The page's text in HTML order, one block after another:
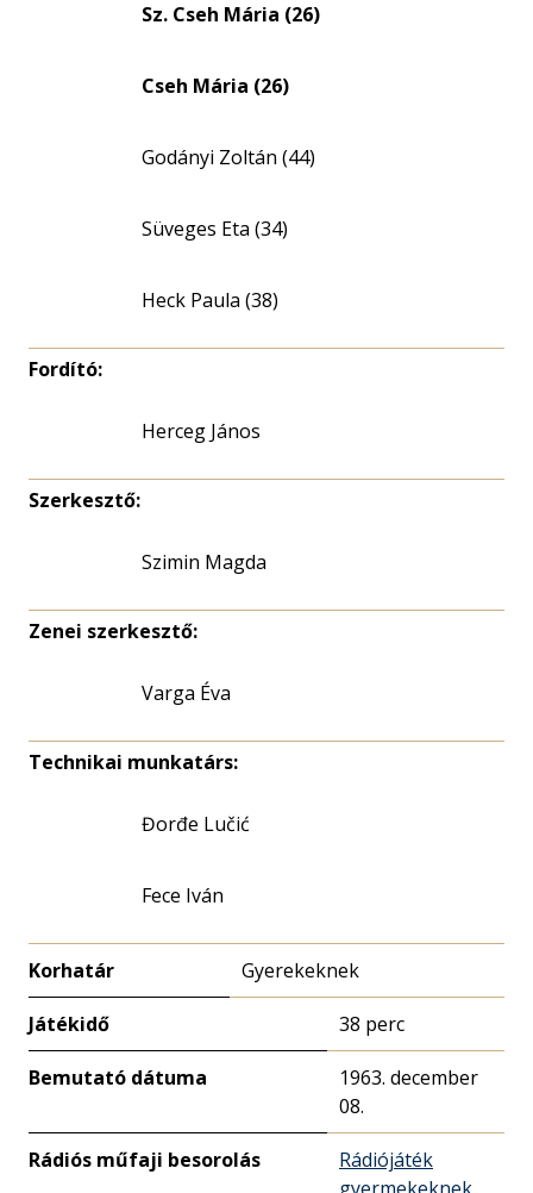
Sz. Cseh Mária (26)
Cseh Mária (26)
Godányi Zoltán (44)
Süveges Eta (34)
Heck Paula (38)
Fordító:
Herceg János
Szerkesztő:
Szimin Magda
Zenei szerkesztő:
Varga Éva
Technikai munkatárs:
Đorđe Lučić
Fece Iván
Korhatár Gyerekeknek
Játékidő 38 perc
Bemutató dátuma
1963. december
08.
Rádiós műfaji besorolás
Rádiójáték